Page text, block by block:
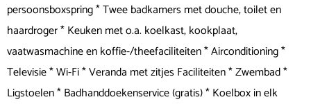
persoonsboxspring * Twee badkamers met douche, toilet en
haardroger * Keuken met o.a. koelkast, kookplaat,
vaatwasmachine en koffie-/theefaciliteiten * Airconditioning *
Televisie * Wi-Fi * Veranda met zitjes Faciliteiten * Zwembad *
Ligstoelen * Badhanddoekenservice (gratis) * Koelbox in elk